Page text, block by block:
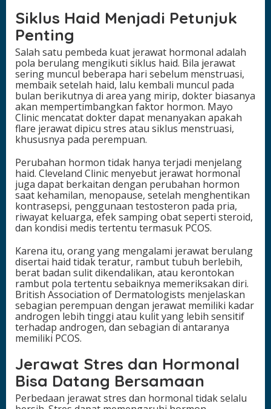
Siklus Haid Menjadi Petunjuk
Penting
Salah satu pembeda kuat jerawat hormonal adalah
pola berulang mengikuti siklus haid. Bila jerawat
sering muncul beberapa hari sebelum menstruasi,
membaik setelah haid, lalu kembali muncul pada
bulan berikutnya di area yang mirip, dokter biasanya
akan mempertimbangkan faktor hormon. Mayo
Clinic mencatat dokter dapat menanyakan apakah
flare jerawat dipicu stres atau siklus menstruasi,
khususnya pada perempuan.
Perubahan hormon tidak hanya terjadi menjelang
haid. Cleveland Clinic menyebut jerawat hormonal
juga dapat berkaitan dengan perubahan hormon
saat kehamilan, menopause, setelah menghentikan
kontrasepsi, penggunaan testosteron pada pria,
riwayat keluarga, efek samping obat seperti steroid,
dan kondisi medis tertentu termasuk PCOS.
Karena itu, orang yang mengalami jerawat berulang
disertai haid tidak teratur, rambut tubuh berlebih,
berat badan sulit dikendalikan, atau kerontokan
rambut pola tertentu sebaiknya memeriksakan diri.
British Association of Dermatologists menjelaskan
sebagian perempuan dengan jerawat memiliki kadar
androgen lebih tinggi atau kulit yang lebih sensitif
terhadap androgen, dan sebagian di antaranya
memiliki PCOS.
Jerawat Stres dan Hormonal
Bisa Datang Bersamaan
Perbedaan jerawat stres dan hormonal tidak selalu